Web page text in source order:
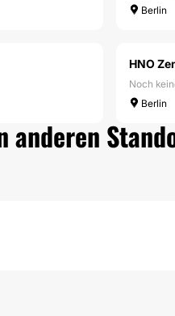
Berlin
HNO
Noch
Berlin